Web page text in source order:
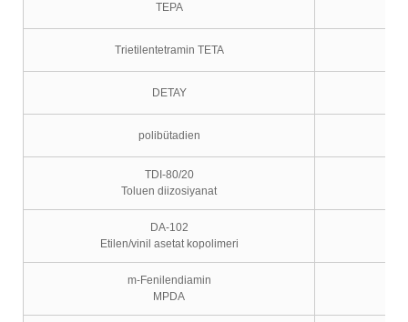
TEPA
Trietilentetramin TETA
DETAY
polibütadien
TDI-80/20
Toluen diizosiyanat
DA-102
Etilen/vinil asetat kopolimeri
m-Fenilendiamin
MPDA